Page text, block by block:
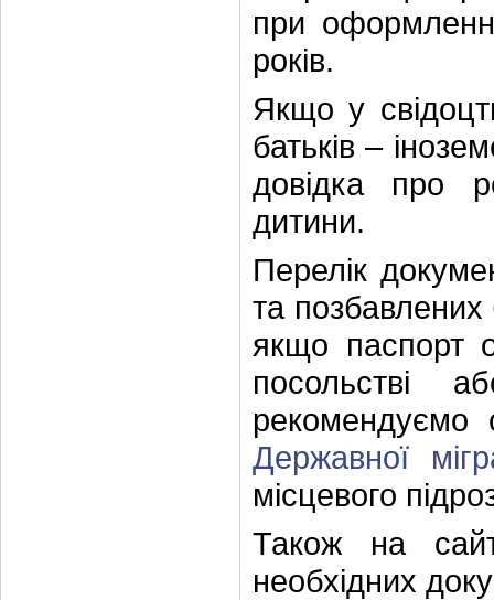
при
років.
Якщо у
батьків –
довідка про
дитини.
Перелік
та позбавлених
якщо паспорт
посольстві
Державної
місцевого
Також на
необхідних